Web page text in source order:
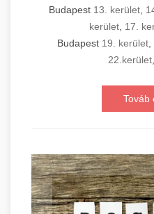
Budapest 13. kerület,
kerület, 17.
Budapest 19. kerület,
22.kerület,
Továb